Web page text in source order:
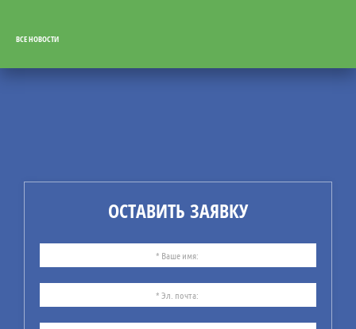
31
Компания ИБИКОН
предлагает Вашему
вниманию информацию по
использования системы
управления безопасностью
ВСЕ НОВОСТИ
ОСТАВИТЬ ЗАЯВКУ